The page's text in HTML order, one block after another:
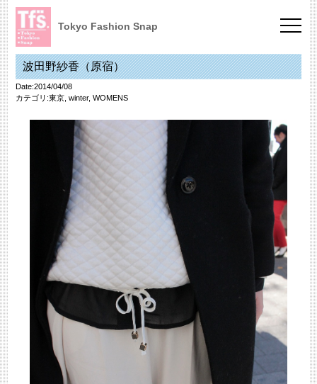
Tokyo Fashion Snap
波田野紗香（原宿）
Date:2014/04/08
カテゴリ:東京, winter, WOMENS